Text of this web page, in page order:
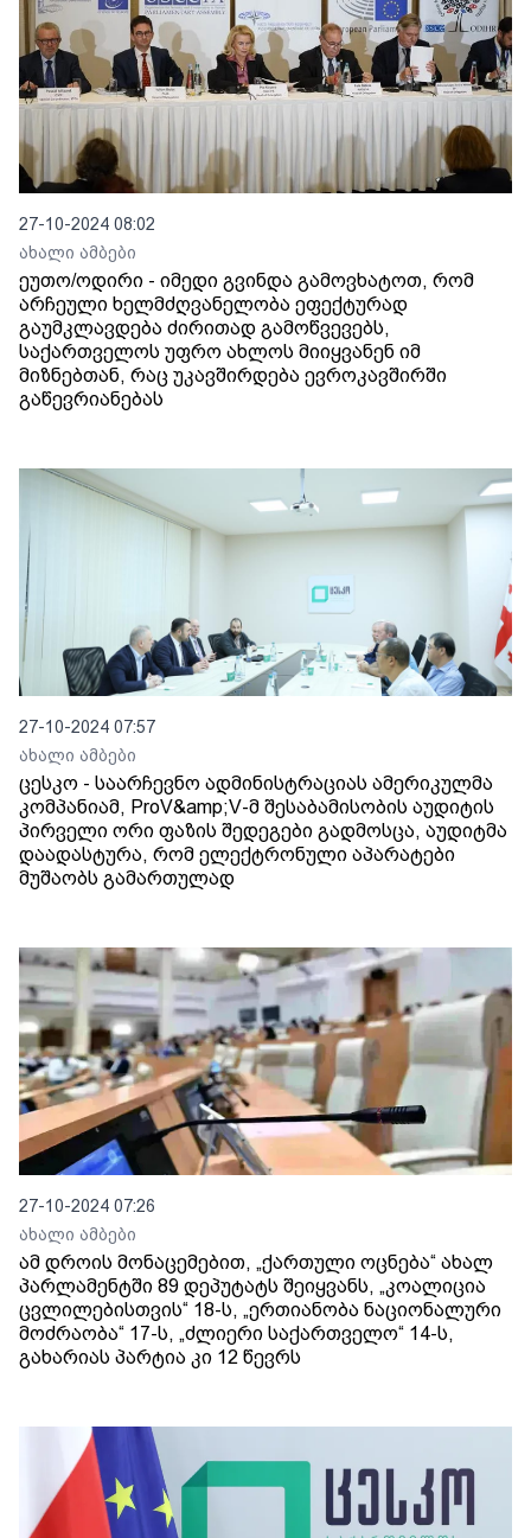
27-10-2024 08:02
ახალი ამბები
ეუთო/ოდირი - იმედი გვინდა გამოვხატოთ, რომ
არჩეული ხელმძღვანელობა ეფექტურად
გაუმკლავდება ძირითად გამოწვევებს,
საქართველოს უფრო ახლოს მიიყვანენ იმ
მიზნებთან, რაც უკავშირდება ევროკავშირში
გაწევრიანებას
27-10-2024 07:57
ახალი ამბები
ცესკო - საარჩევნო ადმინისტრაციას ამერიკულმა
კომპანიამ, ProV&amp;V-მ შესაბამისობის აუდიტის
პირველი ორი ფაზის შედეგები გადმოსცა, აუდიტმა
დაადასტურა, რომ ელექტრონული აპარატები
მუშაობს გამართულად
27-10-2024 07:26
ახალი ამბები
ამ დროის მონაცემებით, „ქართული ოცნება“ ახალ
პარლამენტში 89 დეპუტატს შეიყვანს, „კოალიცია
ცვლილებისთვის“ 18-ს, „ერთიანობა ნაციონალური
მოძრაობა“ 17-ს, „ძლიერი საქართველო“ 14-ს,
გახარიას პარტია კი 12 წევრს